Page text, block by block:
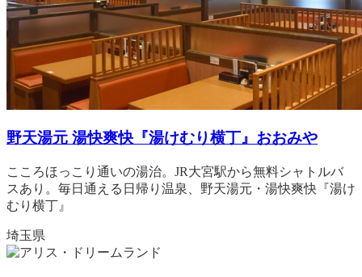
野天湯元 湯快爽快『湯けむり横丁』おおみや
こころほっこり通いの湯治。JR大宮駅から無料シャトルバ
スあり。毎日通える日帰り温泉、野天湯元・湯快爽快『湯け
むり横丁』
埼玉県